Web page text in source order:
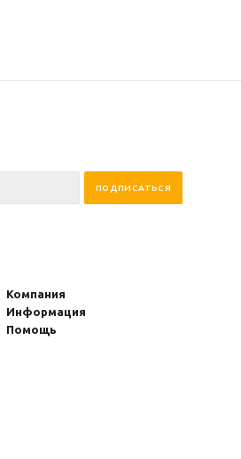
Компания
Информация
Помощь